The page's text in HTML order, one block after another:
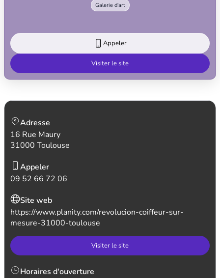
Galerie d'art
Appeler
Visiter le site
Adresse
16 Rue Maury
31000 Toulouse
Appeler
09 52 66 72 06
Site web
https://www.planity.com/revolucion-coiffeur-sur-
mesure-31000-toulouse
Visiter le site
Horaires d'ouverture